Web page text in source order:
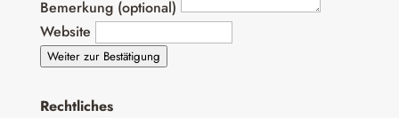
Bemerkung (optional)
Website
Weiter zur Bestätigung
Rechtliches